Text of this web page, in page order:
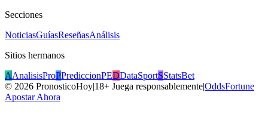
Secciones
NoticiasGuíasReseñasAnálisis
Sitios hermanos
AAnalisisProPPrediccionPEDDataSportSStatsBet
© 2026 PronosticoHoy|18+ Juega responsablemente|OddsFortune
Apostar Ahora